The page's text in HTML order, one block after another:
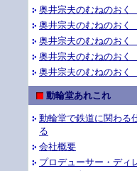
奥井宗夫のむねのお
奥井宗夫のむねのお
奥井宗夫のむねのお
奥井宗夫のむねのお
奥井宗夫のむねのお
動輪堂あれこれ
動輪堂で鉄道に関わる
る
会社概要
プロデューサー・ディ